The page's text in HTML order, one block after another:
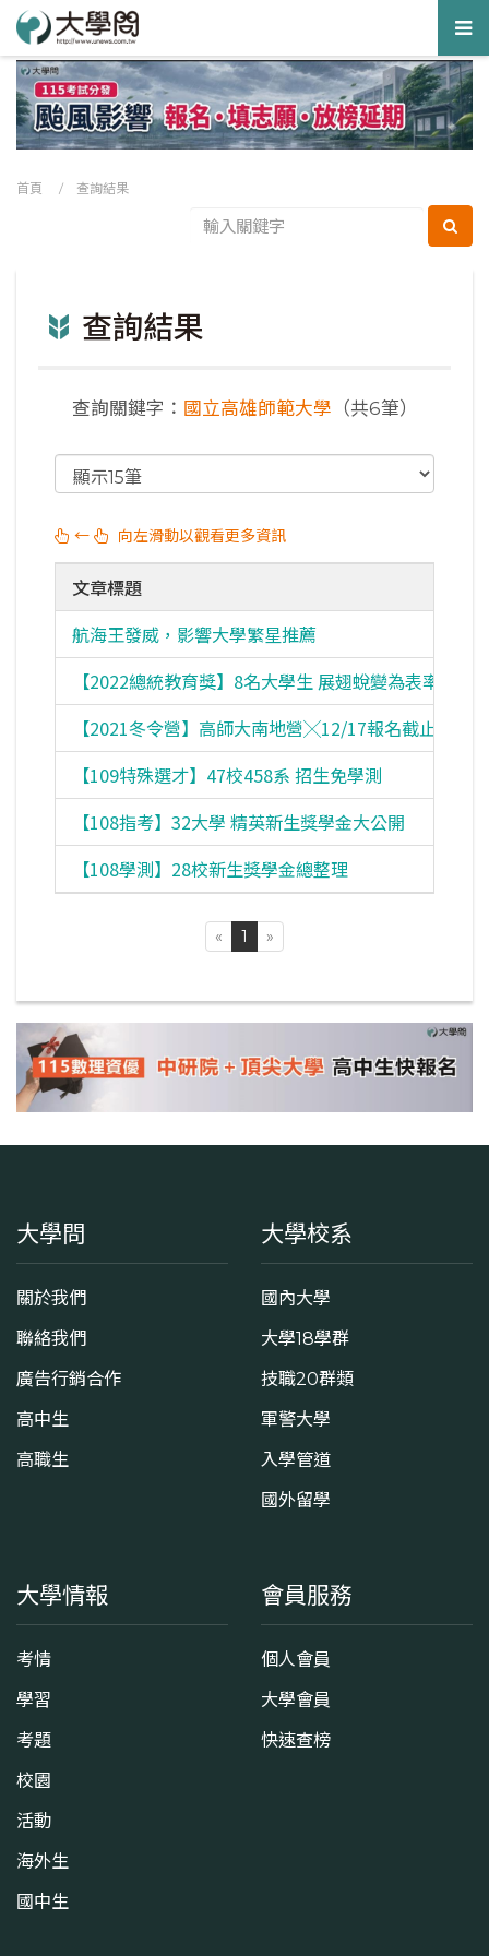
首頁 / 查詢結果
查詢結果
查詢關鍵字： 國立高雄師範大學 （共6筆）
← 向左滑動以觀看更多資訊
文章標題
航海王發威，影響大學繁星推薦
【2022總統教育獎】8名大學生 展翅蛻變為表率
【2021冬令營】高師大南地營╳12/17報名截止
【109特殊選才】47校458系 招生免學測
【108指考】32大學 精英新生獎學金大公開
【108學測】28校新生獎學金總整理
« 1 »
大學問
關於我們
聯絡我們
廣告行銷合作
高中生
高職生
大學校系
國內大學
大學18學群
技職20群類
軍警大學
入學管道
國外留學
大學情報
考情
學習
考題
校園
活動
海外生
國中生
會員服務
個人會員
大學會員
快速查榜